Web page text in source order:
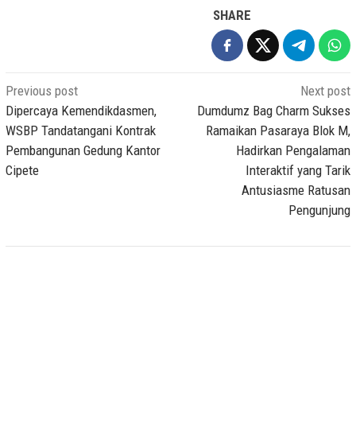
SHARE
Post
navigation
Previous post
Dipercaya Kemendikdasmen,
WSBP Tandatangani Kontrak
Pembangunan Gedung Kantor
Cipete
Next post
Dumdumz Bag Charm Sukses
Ramaikan Pasaraya Blok M,
Hadirkan Pengalaman
Interaktif yang Tarik
Antusiasme Ratusan
Pengunjung